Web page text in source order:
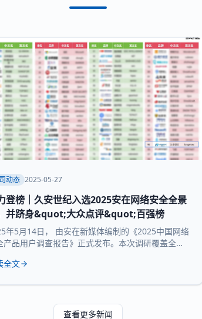
动态 2025-05-27
登榜｜久安世纪入选2025安在网络安全全景
并跻身&quot;大众点评&quot;百强榜
年5月14日， 由安在新媒体编制的《2025中国网络
产品用户调查报告》正式发布。本次调研覆盖全国
网络安全产品用户大众点评全景图”“中国网络安全
业务与应用安全、信创产品、安全服务、通用网
全文
查看更多新闻